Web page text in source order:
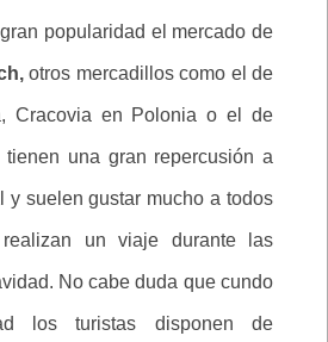
popularidad el mercado de
otros mercadillos como el de
Cracovia en Polonia o el de
tienen una gran repercusión a
y suelen gustar mucho a todos
un viaje durante las
No cabe duda que cundo
los turistas disponen de